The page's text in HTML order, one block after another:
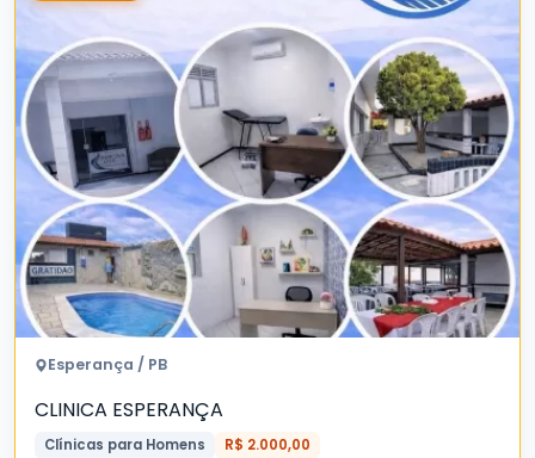
Esperança / PB
CLINICA ESPERANÇA
Clínicas para Homens R$ 2.000,00